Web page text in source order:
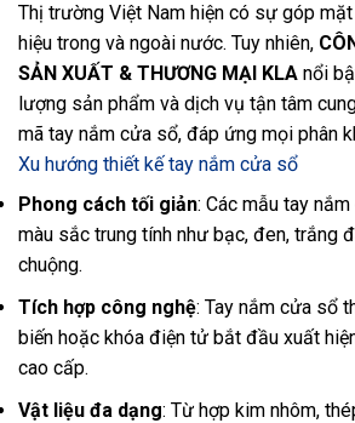
Thị trường Việt Nam hiện có sự góp
hiệu trong và ngoài nước. Tuy nhiên,
SẢN XUẤT & THƯƠNG MẠI KLA nổi
lượng sản phẩm và dịch vụ tận tâm
mã tay nắm cửa sổ, đáp ứng mọi phân
Xu hướng thiết kế tay nắm cửa sổ
Phong cách tối giản: Các mẫu tay
màu sắc trung tính như bạc, đen, trắng
chuộng.
Tích hợp công nghệ: Tay nắm cửa sổ
biến hoặc khóa điện tử bắt đầu xuất
cao cấp.
Vật liệu đa dạng: Từ hợp kim nhôm,